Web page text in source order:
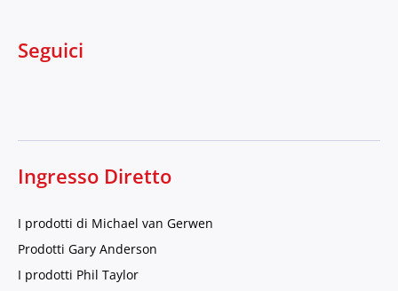
Seguici
Ingresso Diretto
I prodotti di Michael van Gerwen
Prodotti Gary Anderson
I prodotti Phil Taylor